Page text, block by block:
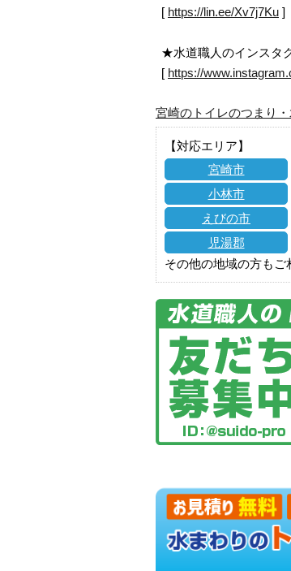
[ https://lin.ee/Xv7j7Ku ]
★水道職人のインスタ
[ https://
宮崎のトイレのつまり
【対応エリア】
宮崎市
小林市
えびの市
児湯郡
その他の地域の方もご